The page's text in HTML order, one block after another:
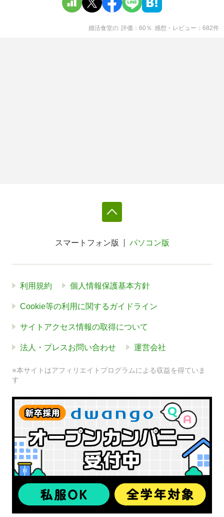
婚活食堂の 評価 60 ％ 感想・レビュー 682件
スマートフォン版 パソコン版
利用規約 個人情報保護基本方針
Cookie等の利用に関するガイドライン
サイトアクセス情報の取得について
法人・プレスお問い合わせ 運営会社
※本サイトはアフィリエイトプログラムによる収益を得ていま
す